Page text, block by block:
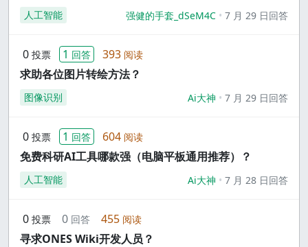
人工智能 强健的手套_dSeM4C 7 月 29 日回答
0 投票 1 回答 393 阅读
求助各位图片转绘方法？
图像识别 Ai大神 7 月 29 日回答
0 投票 1 回答 604 阅读
免费科研AI工具哪款强（电脑平板通用推荐）？
人工智能 Ai大神 7 月 28 日回答
0 投票 0 回答 455 阅读
寻求ONES Wiki开发人员？